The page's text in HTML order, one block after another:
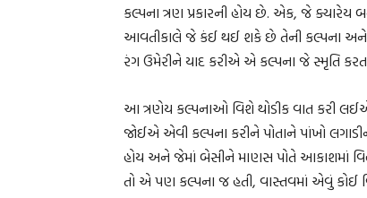
કલ્પના ત્રણ પ્રકારની હોય છે. એક, જે
આવતીકાલે જે કંઈ થઈ શકે છે તેની કલ્પના અને
રંગ ઉમેરીને યાદ કરીએ એ કલ્પના જે સ્મૃતિ
આ ત્રણેય કલ્પનાઓ વિશે થોડીક વાત કરી
જોઈએ એવી કલ્પના કરીને પોતાને પાંખો
હોય અને જેમાં બેસીને માણસ પોતે આકાશમાં
તો એ પણ કલ્પના જ હતી, વાસ્તવમાં એવું કોઈ